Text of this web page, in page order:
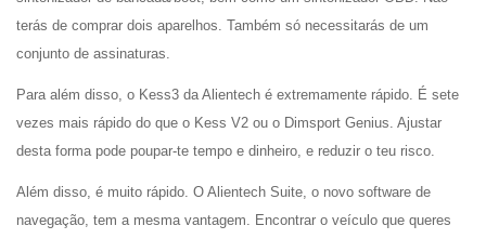
terás de comprar dois aparelhos. Também só necessitarás de um
conjunto de assinaturas.
Para além disso, o Kess3 da Alientech é extremamente rápido. É sete
vezes mais rápido do que o Kess V2 ou o Dimsport Genius. Ajustar
desta forma pode poupar-te tempo e dinheiro, e reduzir o teu risco.
Além disso, é muito rápido. O Alientech Suite, o novo software de
navegação, tem a mesma vantagem. Encontrar o veículo que queres